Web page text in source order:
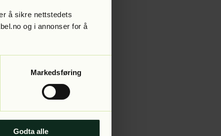
å sikre nettstedets
og i annonser for å
Markedsføring
Godta alle